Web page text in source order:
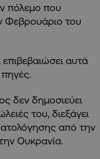
πόλεμο που
Φεβρουάριο του
αυτά
δεν δημοσιεύει
του, διεξάγει
από την
Ουκρανία.